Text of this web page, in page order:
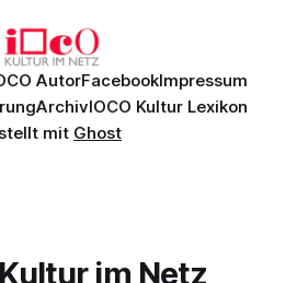
eine historische Epoche als
AutorFacebookImpressum
ArchivIOCO Kultur Lexikon
mit Ghost
im Netz